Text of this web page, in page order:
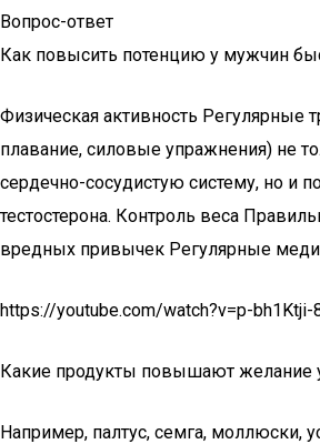
Вопрос-ответ
Как повысить потенцию у мужчин
Физическая активность Регулярные
плавание, силовые упражнения) не
сердечно-сосудистую систему, но и
тестостерона. Контроль веса
вредных привычек Регулярные
https://youtube.com/watch?v=p-bh1Ktji-
Какие продукты повышают желание
Например, палтус, семга, моллюски,